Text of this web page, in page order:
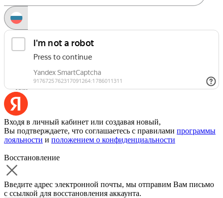
Запросить код
Уже есть аккаунт?Войти
Или
Входя в личный кабинет или создавая новый,
Вы подтверждаете, что соглашаетесь с правилами программы
лояльности и положением о конфиденциальности
Восстановление
Введите адрес электронной почты, мы отправим Вам письмо
с ссылкой для восстановления аккаунта.